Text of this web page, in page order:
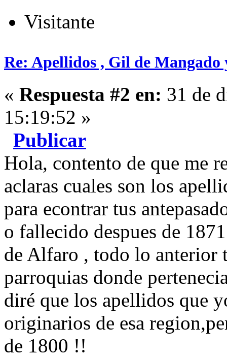
Visitante
Re: Apellidos , Gil de Mangado
« Respuesta #2 en: 31 de
15:19:52 »
Publicar
Hola, contento de que me
aclaras cuales son los
para econtrar tus
o fallecido despues de
de Alfaro , todo lo anterior
parroquias donde
diré que los apellidos que
originarios de esa
de 1800 !!